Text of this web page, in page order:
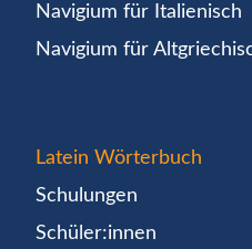
Navigium für Italienisch
Navigium für
Latein Wörterbuch
Schulungen
Schüler:innen